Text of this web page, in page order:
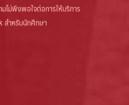
ไม่พึงพอใจต่อการให้บริการ
สำหรับนักศึกษา